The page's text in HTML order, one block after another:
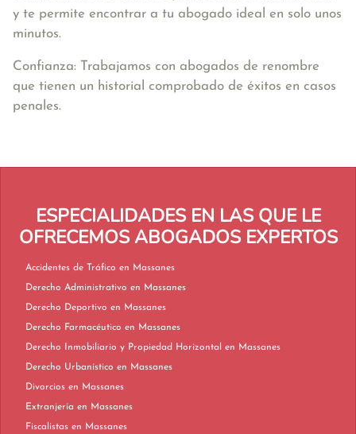
y te permite encontrar a tu abogado ideal en solo unos
minutos.
Confianza: Trabajamos con abogados de renombre
que tienen un historial comprobado de éxitos en casos
penales.
ESPECIALIDADES EN LAS QUE LE
OFRECEMOS ABOGADOS EXPERTOS
Accidentes de Tráfico en Massanes
Derecho Administrativo en Massanes
Derecho Deportivo en Massanes
Derecho Farmacéutico en Massanes
Derecho Inmobiliario y Propiedad Horizontal en Massanes
Derecho Urbanístico en Massanes
Divorcios en Massanes
Extranjería en Massanes
Fiscalistas en Massanes